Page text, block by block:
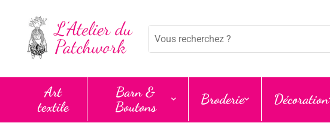
Mots
Art
textile
Barn &
Boutons
Broderie Décoration